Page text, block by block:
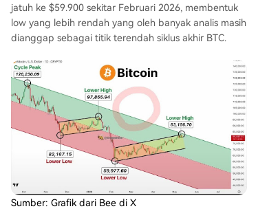
jatuh ke $59.900 sekitar Februari 2026, membentuk
low yang lebih rendah yang oleh banyak analis masih
dianggap sebagai titik terendah siklus akhir BTC.
Sumber: Grafik dari Bee di X